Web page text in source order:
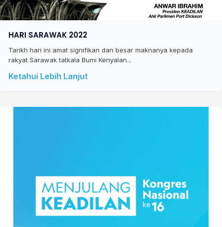
HARI SARAWAK 2022
Tarikh hari ini amat signifikan dan besar maknanya kepada
rakyat Sarawak tatkala Bumi Kenyalan...
Ketahui Lebih Lanjut